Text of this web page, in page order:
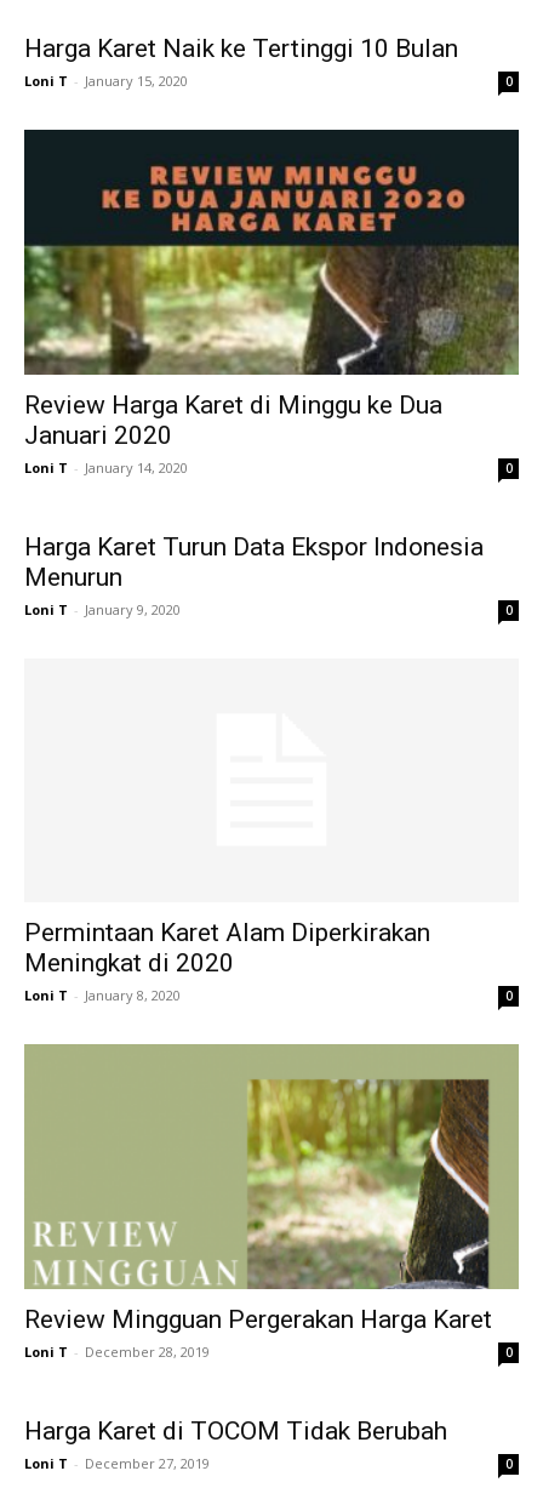
Harga Karet Naik ke Tertinggi 10 Bulan
Loni T - January 15, 2020 0
Review Harga Karet di Minggu ke Dua
Januari 2020
Loni T - January 14, 2020 0
Harga Karet Turun Data Ekspor Indonesia
Menurun
Loni T - January 9, 2020 0
Permintaan Karet Alam Diperkirakan
Meningkat di 2020
Loni T - January 8, 2020 0
Review Mingguan Pergerakan Harga Karet
Loni T - December 28, 2019 0
Harga Karet di TOCOM Tidak Berubah
Loni T - December 27, 2019 0